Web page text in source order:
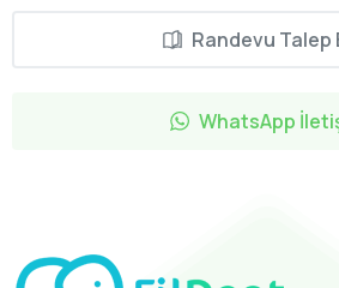
Randevu Talep
WhatsApp